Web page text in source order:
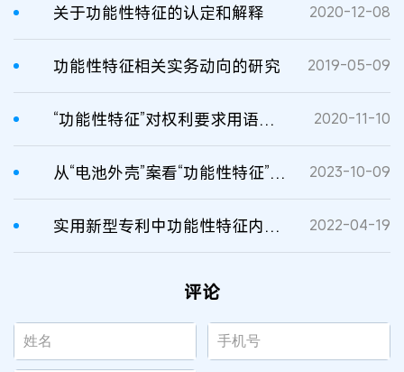
关于功能性特征的认定和解释 2020-12-08
功能性特征相关实务动向的研究 2019-05-09
“功能性特征”对权利要求用语的“界定” 2020-11-10
从“电池外壳”案看“功能性特征”的定义及解释 2023-10-09
实用新型专利中功能性特征内容的认定 2022-04-19
评论